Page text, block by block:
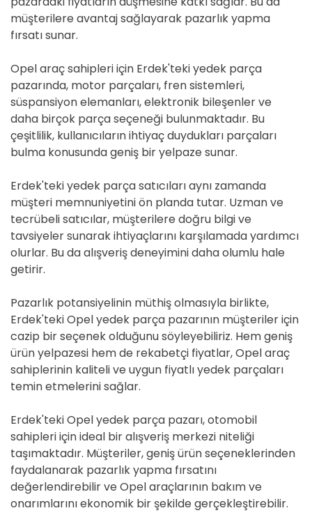
müşterilere avantaj sağlayarak pazarlık yapma
fırsatı sunar.
Opel araç sahipleri için Erdek'teki yedek parça
pazarında, motor parçaları, fren sistemleri,
süspansiyon elemanları, elektronik bileşenler ve
daha birçok parça seçeneği bulunmaktadır. Bu
çeşitlilik, kullanıcıların ihtiyaç duydukları parçaları
bulma konusunda geniş bir yelpaze sunar.
Erdek'teki yedek parça satıcıları aynı zamanda
müşteri memnuniyetini ön planda tutar. Uzman ve
tecrübeli satıcılar, müşterilere doğru bilgi ve
tavsiyeler sunarak ihtiyaçlarını karşılamada yardımcı
olurlar. Bu da alışveriş deneyimini daha olumlu hale
getirir.
Pazarlık potansiyelinin müthiş olmasıyla birlikte,
Erdek'teki Opel yedek parça pazarının müşteriler için
cazip bir seçenek olduğunu söyleyebiliriz. Hem geniş
ürün yelpazesi hem de rekabetçi fiyatlar, Opel araç
sahiplerinin kaliteli ve uygun fiyatlı yedek parçaları
temin etmelerini sağlar.
Erdek'teki Opel yedek parça pazarı, otomobil
sahipleri için ideal bir alışveriş merkezi niteliği
taşımaktadır. Müşteriler, geniş ürün seçeneklerinden
faydalanarak pazarlık yapma fırsatını
değerlendirebilir ve Opel araçlarının bakım ve
onarımlarını ekonomik bir şekilde gerçekleştirebilir.